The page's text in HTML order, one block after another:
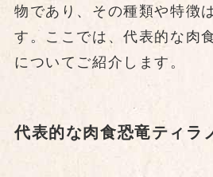
物であり、その種類や特徴
す。ここでは、代表的な肉
についてご紹介します。
代表的な肉食恐竜ティラ